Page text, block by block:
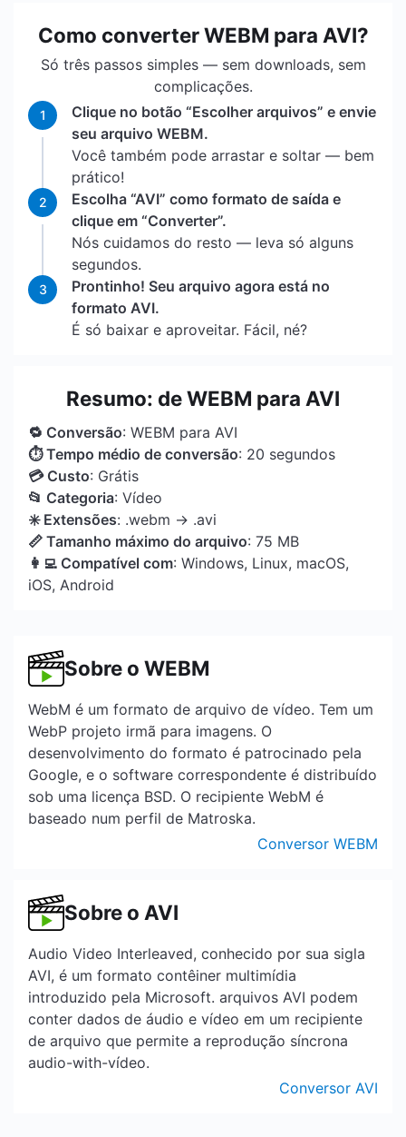
Como converter WEBM para AVI?
Só três passos simples — sem downloads, sem
complicações.
1
Clique no botão “Escolher arquivos” e envie
seu arquivo WEBM.
Você também pode arrastar e soltar — bem
prático!
2
Escolha “AVI” como formato de saída e
clique em “Converter”.
Nós cuidamos do resto — leva só alguns
segundos.
3
Prontinho! Seu arquivo agora está no
formato AVI.
É só baixar e aproveitar. Fácil, né?
Resumo: de WEBM para AVI
🔁 Conversão: WEBM para AVI
⏱ Tempo médio de conversão: 20 segundos
💳 Custo: Grátis
📂 Categoria: Vídeo
✳️ Extensões: .webm → .avi
📏 Tamanho máximo do arquivo: 75 MB
👩‍💻 Compatível com: Windows, Linux, macOS,
iOS, Android
Sobre o WEBM
WebM é um formato de arquivo de vídeo. Tem um
WebP projeto irmã para imagens. O
desenvolvimento do formato é patrocinado pela
Google, e o software correspondente é distribuído
sob uma licença BSD. O recipiente WebM é
baseado num perfil de Matroska.
Conversor WEBM
Sobre o AVI
Audio Video Interleaved, conhecido por sua sigla
AVI, é um formato contêiner multimídia
introduzido pela Microsoft. arquivos AVI podem
conter dados de áudio e vídeo em um recipiente
de arquivo que permite a reprodução síncrona
audio-with-vídeo.
Conversor AVI